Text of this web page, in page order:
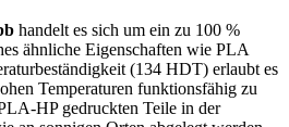
handelt es sich um ein zu 100 %
ähnliche Eigenschaften wie PLA
(134 HDT) erlaubt es
Temperaturen funktionsfähig zu
HP gedruckten Teile in der